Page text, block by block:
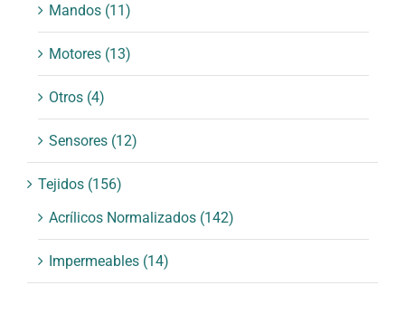
Mandos (11)
Motores (13)
Otros (4)
Sensores (12)
Tejidos (156)
Acrílicos Normalizados (142)
Impermeables (14)